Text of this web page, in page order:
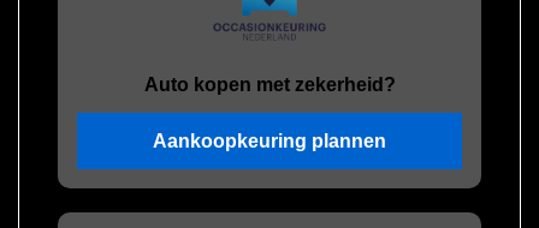
Auto kopen met zekerheid?
Aankoopkeuring plannen